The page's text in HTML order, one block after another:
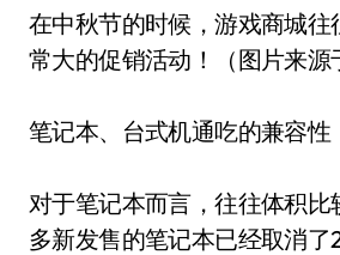
在中秋节的时候，游戏商城往
常大的促销活动！（图片来源
笔记本、台式机通吃的兼容性
对于笔记本而言，往往体积比
多新发售的笔记本已经取消了